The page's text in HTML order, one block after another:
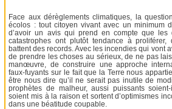
Face aux dérèglements climatiques, la
écolos : tout citoyen vivant avec un minimum
d’avoir un avis qui prend en compte que les
catastrophes ont plutôt tendance à
battent des records. Avec les incendies qui vont
de prendre les choses au sérieux, de ne pas
manœuvre, de construire une approche
faux-fuyants sur le fait que la Terre nous
être nous dire qu’il ne serait pas inutile de
prophètes de malheur, aussi puissants
soient mis à la raison et sortent d’optimismes
dans une béatitude coupable.